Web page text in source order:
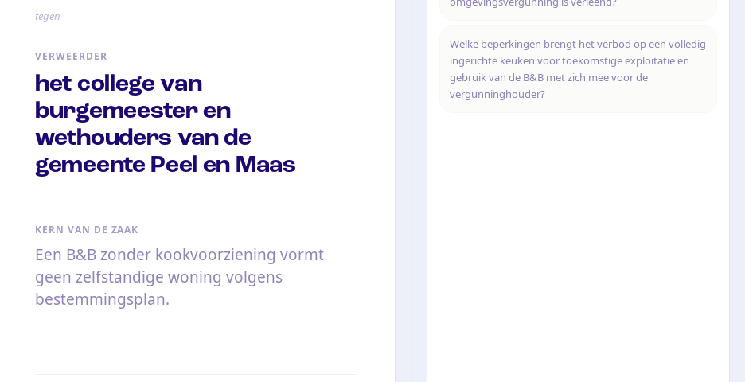
tegen
VERWEERDER
het college van
burgemeester en
wethouders van de
gemeente Peel en Maas
KERN VAN DE ZAAK
Een B&B zonder kookvoorziening vormt
geen zelfstandige woning volgens
bestemmingsplan.
Welke beperkingen brengt het verbod op een volledig
ingerichte keuken voor toekomstige exploitatie en
gebruik van de B&B met zich mee voor de
vergunninghouder?